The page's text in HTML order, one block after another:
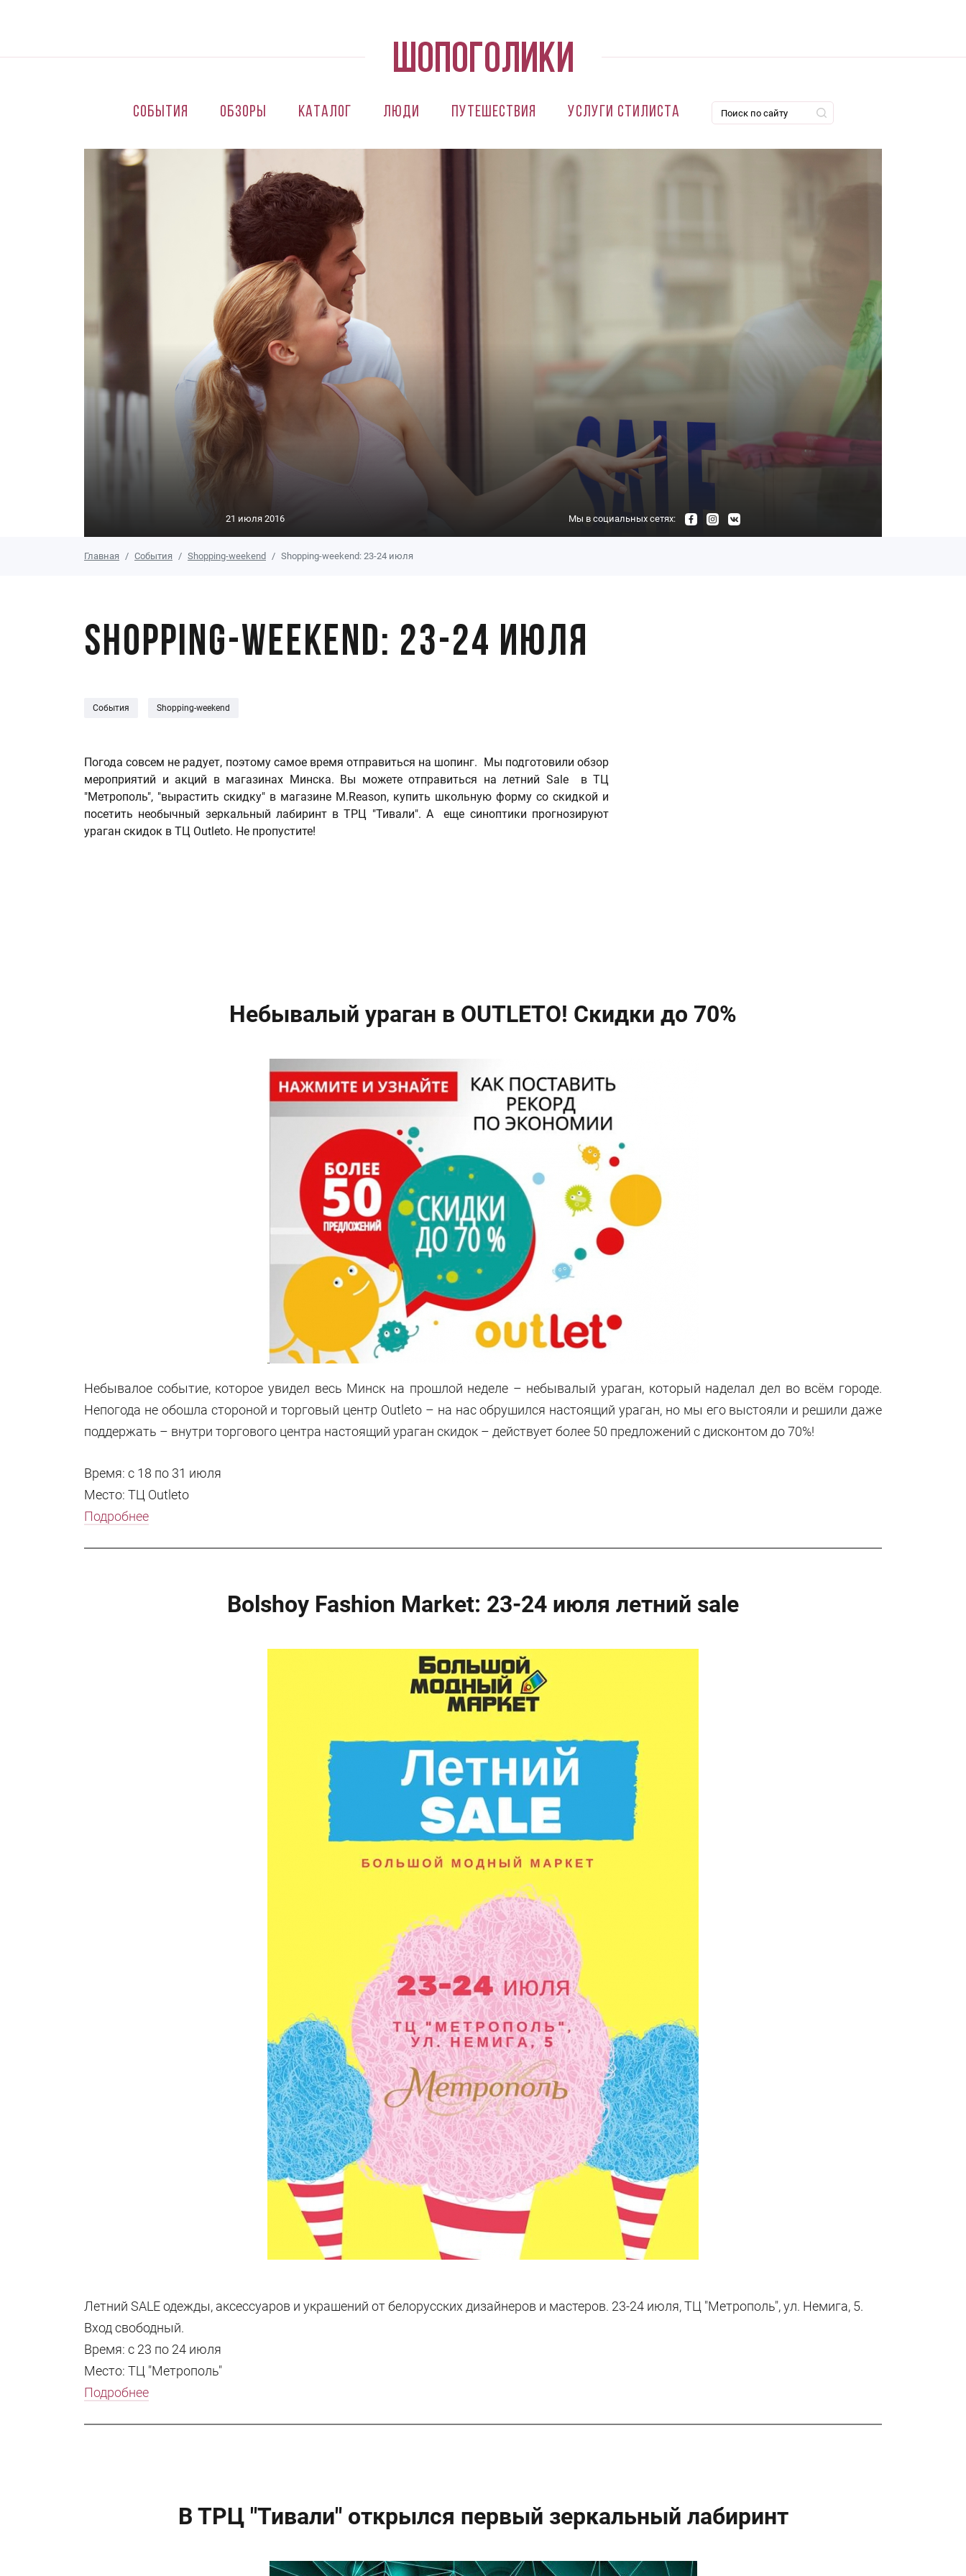
События Обзоры Каталог Люди Путешествия Услуги стилиста
21 июля 2016 Мы в социальных сетях:
Главная События Shopping-weekend Shopping-weekend: 23-24 июля
Shopping-weekend: 23-24 июля
События Shopping-weekend
Погода совсем не радует, поэтому самое время отправиться на шопинг. Мы подготовили обзор
мероприятий и акций в магазинах Минска. Вы можете отправиться на летний Sale в ТЦ
"Метрополь", "вырастить скидку" в магазине M.Reason, купить школьную форму со скидкой и
посетить необычный зеркальный лабиринт в ТРЦ "Тивали". А еще синоптики прогнозируют
ураган скидок в ТЦ Outleto. Не пропустите!
Небывалый ураган в OUTLETO! Скидки до 70%
Небывалое событие, которое увидел весь Минск на прошлой неделе – небывалый ураган, который наделал дел во всём городе.
Непогода не обошла стороной и торговый центр Outleto – на нас обрушился настоящий ураган, но мы его выстояли и решили даже
поддержать – внутри торгового центра настоящий ураган скидок – действует более 50 предложений с дисконтом до 70%!
Время: с 18 по 31 июля
Место: ТЦ Outleto
Подробнее
Bolshoy Fashion Market: 23-24 июля летний sale
Летний SALE одежды, аксессуаров и украшений от белорусских дизайнеров и мастеров. 23-24 июля, ТЦ "Метрополь", ул. Немига, 5.
Вход свободный.
Время: с 23 по 24 июля
Место: ТЦ "Метрополь"
Подробнее
В ТРЦ "Тивали" открылся первый зеркальный лабиринт